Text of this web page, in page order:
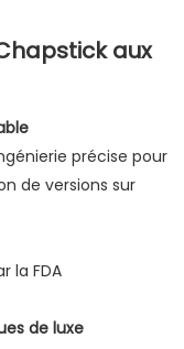
aux
précise pour
de versions sur
la FDA
de luxe